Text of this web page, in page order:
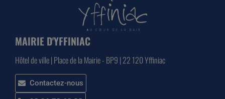
MAIRIE D'YFFINIAC
Hôtel de ville | Place de la Mairie - BP9 | 22 120 Yffiniac
Contactez-nous